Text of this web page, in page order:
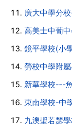
廣大中學分
高美士中葡
鏡平學校(小
勞校中學附
新華學校---
東南學校-中
九澳聖若瑟